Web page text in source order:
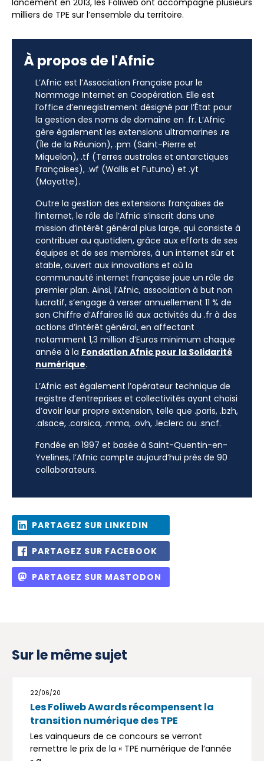
lancement en 2013, les Foliweb ont accompagné plusieurs
milliers de TPE sur l’ensemble du territoire.
À propos de l'Afnic
L’Afnic est l’Association Française pour le
Nommage Internet en Coopération. Elle est
l’office d’enregistrement désigné par l’État pour
la gestion des noms de domaine en .fr. L’Afnic
gère également les extensions ultramarines .re
(Île de la Réunion), .pm (Saint-Pierre et
Miquelon), .tf (Terres australes et antarctiques
Françaises), .wf (Wallis et Futuna) et .yt
(Mayotte).
Outre la gestion des extensions françaises de
l’internet, le rôle de l’Afnic s’inscrit dans une
mission d’intérêt général plus large, qui consiste à
contribuer au quotidien, grâce aux efforts de ses
équipes et de ses membres, à un internet sûr et
stable, ouvert aux innovations et où la
communauté internet française joue un rôle de
premier plan. Ainsi, l’Afnic, association à but non
lucratif, s’engage à verser annuellement 11 % de
son Chiffre d’Affaires lié aux activités du .fr à des
actions d’intérêt général, en affectant
notamment 1,3 million d’Euros minimum chaque
année à la Fondation Afnic pour la Solidarité
numérique.
L’Afnic est également l’opérateur technique de
registre d’entreprises et collectivités ayant choisi
d’avoir leur propre extension, telle que .paris, .bzh,
.alsace, .corsica, .mma, .ovh, .leclerc ou .sncf.
Fondée en 1997 et basée à Saint-Quentin-en-
Yvelines, l’Afnic compte aujourd’hui près de 90
collaborateurs.
PARTAGEZ SUR LINKEDIN
PARTAGEZ SUR FACEBOOK
PARTAGEZ SUR MASTODON
Sur le même sujet
22/06/20
Les Foliweb Awards récompensent la
transition numérique des TPE
Les vainqueurs de ce concours se verront
remettre le prix de la « TPE numérique de l’année